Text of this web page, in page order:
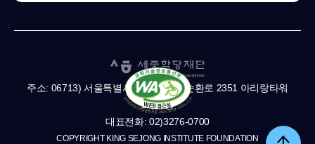
주소: 06713) 서울특별시 서초구 남부순환로 2351 아리랑타워
11,13층
대표전화: 02)3276-0700
COPYRIGHT KING SEJONG INSTITUTE FOUNDATION